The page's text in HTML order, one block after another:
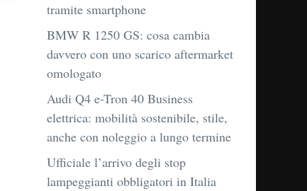
tramite smartphone
BMW R 1250 GS: cosa cambia
davvero con uno scarico aftermarket
omologato
Audi Q4 e-Tron 40 Business
elettrica: mobilità sostenibile, stile,
anche con noleggio a lungo termine
Ufficiale l’arrivo degli stop
lampeggianti obbligatori in Italia